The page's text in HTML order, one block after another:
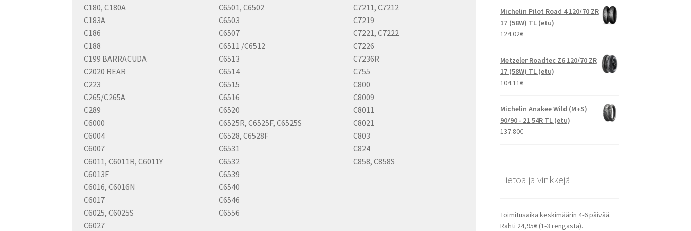
C180, C180A
C183A
C186
C188
C199 BARRACUDA
C2020 REAR
C223
C265/C265A
C289
C6000
C6004
C6007
C6011, C6011R, C6011Y
C6013F
C6016, C6016N
C6017
C6025, C6025S
C6027
C6501, C6502
C6503
C6507
C6511 /C6512
C6513
C6514
C6515
C6516
C6520
C6525R, C6525F, C6525S
C6528, C6528F
C6531
C6532
C6539
C6540
C6546
C6556
C7211, C7212
C7219
C7221, C7222
C7226
C7236R
C755
C800
C8009
C8011
C8021
C803
C824
C858, C858S
Michelin Pilot Road 4 120/70 ZR
17 (58W) TL (etu)
124.02€
Metzeler Roadtec Z6 120/70 ZR
17 (58W) TL (etu)
104.11€
Michelin Anakee Wild (M+S)
90/90 - 21 54R TL (etu)
137.80€
Tietoa ja vinkkejä
Toimitusaika keskimäärin 4-6 päivää.
Rahti 24,95€ (1-3 rengasta).